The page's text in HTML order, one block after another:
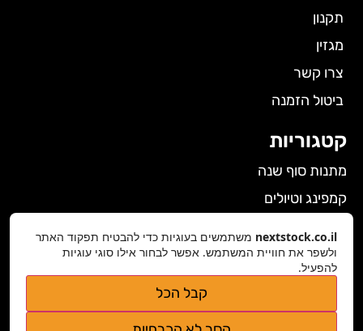
תקנון
מגזין
צרו קשר
ביטול הזמנה
קטגוריות
מתנות סוף שנה
קמפינג וטיולים
גאדג'טים
nextstock.co.il@gmail.com
nextstock.co.il משתמשים בעוגיות כדי להבטיח תפקוד האתר
ולשפר את חוויית המשתמש. אפשר לבחור אילו סוגי עוגיות
להפעיל.
קבל הכל